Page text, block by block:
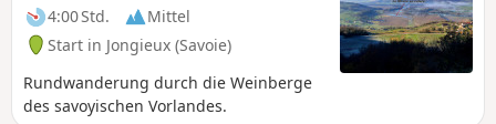
4:00 Std.
Mittel
Start in Jongieux (Savoie)
Rundwanderung durch die Weinberge
des savoyischen Vorlandes.